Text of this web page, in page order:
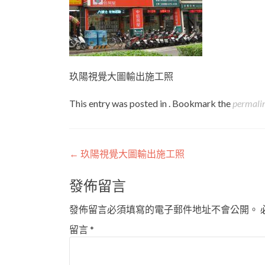
玖陽視覺大圖輸出施工照
This entry was posted in . Bookmark the
Post
navigation
← 玖陽視覺大圖輸出施工照
發佈留言
發佈留言必須填寫的電子郵件地址不會公開。
留言*